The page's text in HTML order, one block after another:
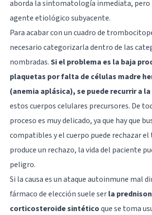
aborda la sintomatología inmediata,
agente etiológico subyacente.
Para acabar con un cuadro de
necesario categorizarla dentro de las
nombradas.Si el problema es la baja
plaquetas por falta de células madre
(anemia aplásica), se puede recurrir a
estos cuerpos celulares precursores. De
proceso es muy delicado, ya que hay que
compatibles y el cuerpo puede rechazar el
produce un rechazo, la vida del paciente
peligro.
Si la causa es un ataque autoinmune mal
fármaco de elección suele serla
corticosteroide sintéticoque se toma